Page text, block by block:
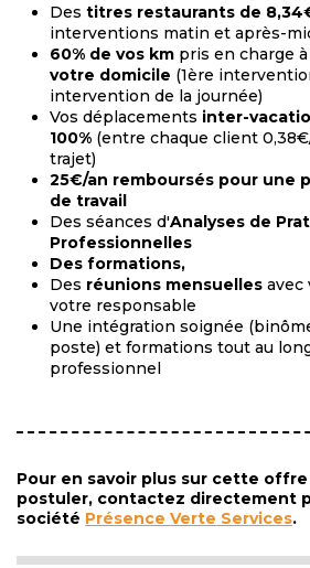
Des titres restaurants de
interventions matin et après-
60% de vos km pris en charge
votre domicile (1ère
intervention de la journée)
Vos déplacements inter-
100% (entre chaque client
trajet)
25€/an remboursés pour une
de travail
Des séances d'Analyses de
Professionnelles
Des formations,
Des réunions mensuelles avec
votre responsable
Une intégration soignée
poste) et formations tout au
professionnel
Pour en savoir plus sur cette
postuler, contactez directement
société Présence Verte Services.